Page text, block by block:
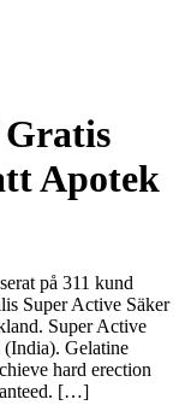
Apotek
på 311 kund
Super Active Säker
Super Active
(India). Gelatine
hard erection
[…]